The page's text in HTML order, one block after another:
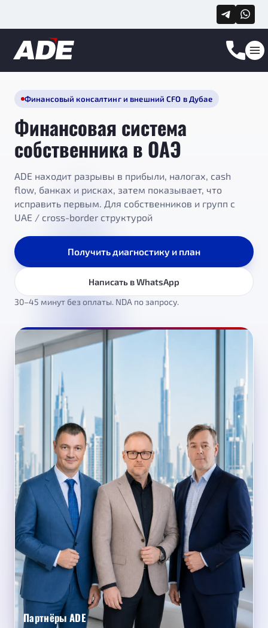
Финансовый консалтинг и внешний CFO в Дубае
Финансовая система
собственника в ОАЭ
ADE находит разрывы в прибыли, налогах, cash
flow, банках и рисках, затем показывает, что
исправить первым. Для собственников и групп с
UAE / cross-border структурой
Получить диагностику и план
Написать в WhatsApp
30–45 минут без оплаты. NDA по запросу.
Партнёры ADE